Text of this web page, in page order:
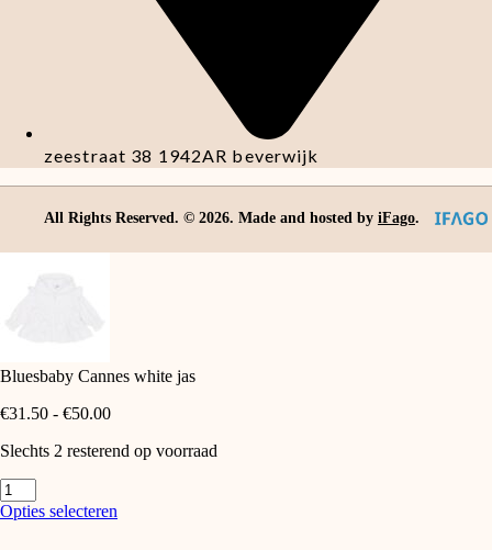
zeestraat 38 1942AR beverwijk
All Rights Reserved. © 2026. Made and hosted by iFago.
Bluesbaby Cannes white jas
€31.50 - €50.00Prijsklasse:
tot
Slechts 2 resterend op voorraad
Bluesbaby
Cannes
white
Opties selecteren